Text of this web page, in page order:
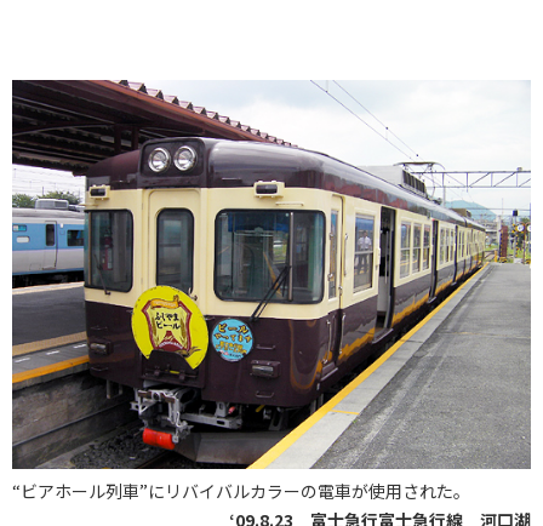
“ビアホール列車”にリバイバルカラーの電車が使用された。
‘09.8.23 富士急行富士急行線 河口湖